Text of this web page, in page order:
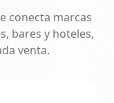
conecta marcas
bares y hoteles,
venta.